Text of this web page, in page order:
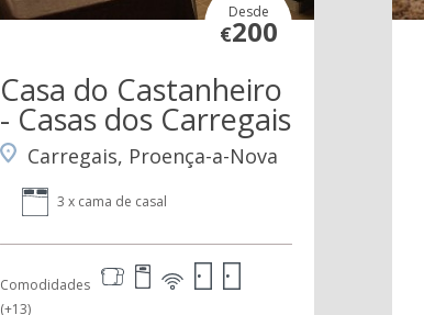
Desde
€200
Casa do Castanheiro
- Casas dos Carregais
Carregais, Proença-a-Nova
3 x cama de casal
Comodidades
(+13)